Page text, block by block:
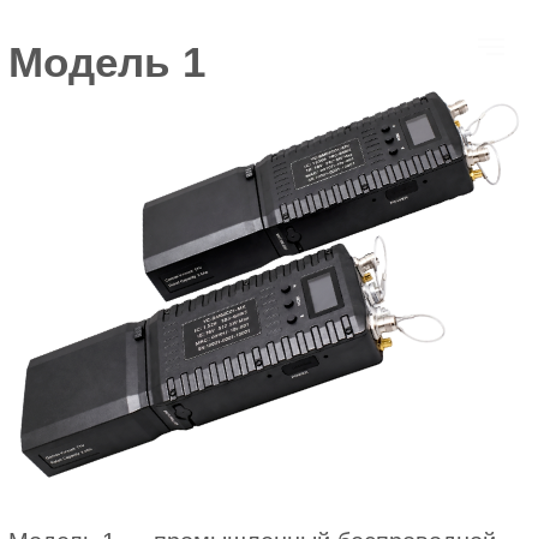
Модель 1
Модель 1 — промышленный беспроводной
приемопередающий модуль (легкая
мобильная станция) для построения
самоорганизующихся mesh-сетей. Устройство
предназначено для организации автономной
передачи данных между подвижными и